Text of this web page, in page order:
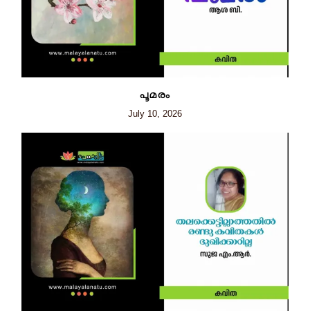
പൂമരം
July 10, 2026